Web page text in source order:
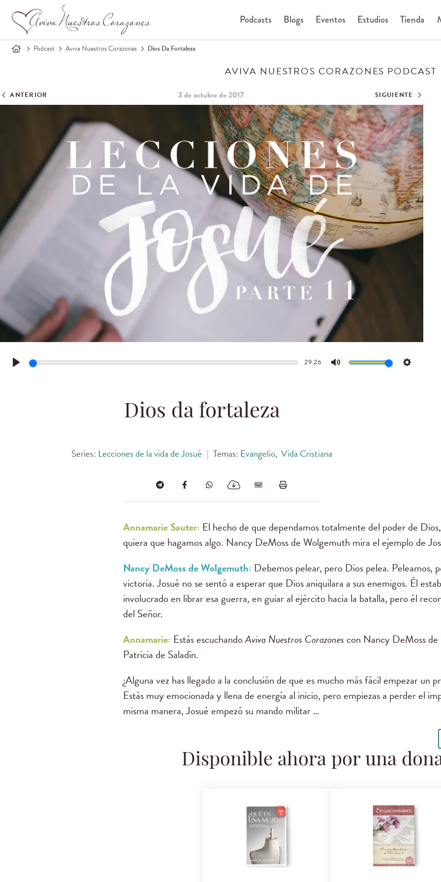
Podcasts Blogs Eventos Estudios Tienda
Podcast Aviva Nuestros Corazones Dios Da Fortaleza
AVIVA NUESTROS CORAZONES PODCAST
ANTERIOR 3 de octubre de 2017 SIGUIENTE
Play
29:26
Mute Settings
Dios da fortaleza
Series: Lecciones de la vida de Josué | Temas: Evangelio,Vida Cristiana
Annamarie Sauter: El hecho de que dependamos totalmente del poder de
quiera que hagamos algo. Nancy DeMoss de Wolgemuth mira el ejemplo de
Nancy DeMoss de Wolgemuth: Debemos pelear, pero Dios pelea. Peleamos,
victoria. Josué no se sentó a esperar que Dios aniquilara a sus enemigos. Él
involucrado en librar esa guerra, en guiar al ejército hacia la batalla, pero él
del Señor.
Annamarie: Estás escuchandoAviva Nuestros Corazones con Nancy DeMoss
Patricia de Saladín.
¿Alguna vez has llegado a la conclusión de que es mucho más fácil empezar un
Estás muy emocionada y llena de energía al inicio, pero empiezas a perder el
misma manera, Josué empezó su mando militar …
Disponible ahora por una